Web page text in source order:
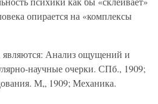
опирается на «комплексы
Анализ ощущений и
научные очерки. СПб., 1909;
М„ 1909; Механика.